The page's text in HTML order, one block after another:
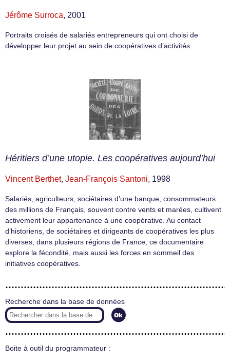
Jérôme Surroca, 2001
Portraits croisés de salariés entrepreneurs qui ont choisi de
développer leur projet au sein de coopératives d’activités.
Héritiers d’une utopie. Les coopératives aujourd’hui
Vincent Berthet, Jean-François Santoni, 1998
Salariés, agriculteurs, sociétaires d’une banque, consommateurs…
des millions de Français, souvent contre vents et marées, cultivent
activement leur appartenance à une coopérative. Au contact
d’historiens, de sociétaires et dirigeants de coopératives les plus
diverses, dans plusieurs régions de France, ce documentaire
explore la fécondité, mais aussi les forces en sommeil des
initiatives coopératives.
Recherche dans la base de données
Boite à outil du programmateur :